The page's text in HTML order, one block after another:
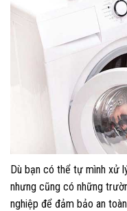
Dù bạn có thể tự mình xử
nhưng cũng có những
nghiệp để đảm bảo an